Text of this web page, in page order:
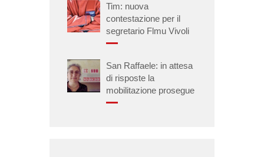
Tim: nuova
contestazione per il
segretario Flmu Vivoli
San Raffaele: in attesa
di risposte la
mobilitazione prosegue